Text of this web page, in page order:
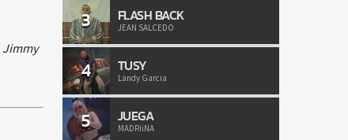
Jimmy
3 FLASH BACK
JEAN SALCEDO
4 TUSY
Landy Garcia
5 JUEGA
MADRiiNA